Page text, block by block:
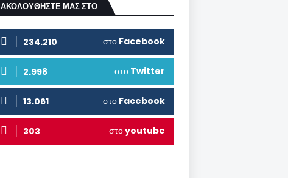
ΑΚΟΛΟΥΘΗΣΤΕ ΜΑΣ ΣΤΟ
234.210 στο Facebook
2.998 στο Twitter
13.061 στο Facebook
303 στοyoutube